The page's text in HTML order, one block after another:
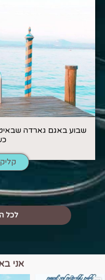
שבוע באגם גארדה
לכל
אני
הם הגבול 💙🩵